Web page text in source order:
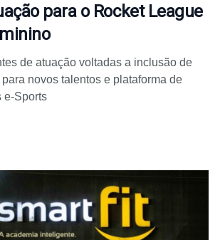
para o Rocket League
de atuação voltadas a inclusão de
novos talentos e plataforma de
e-Sports